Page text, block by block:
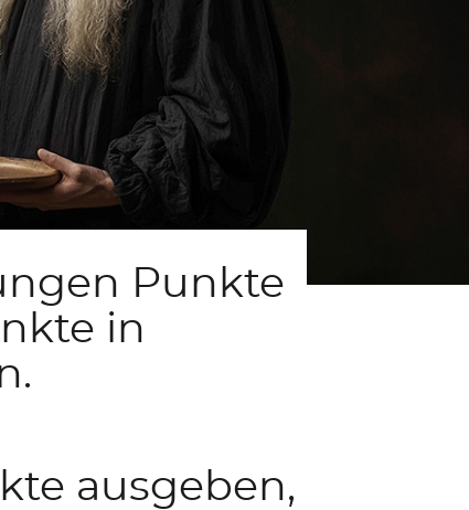
Punkte
in
ausgeben,